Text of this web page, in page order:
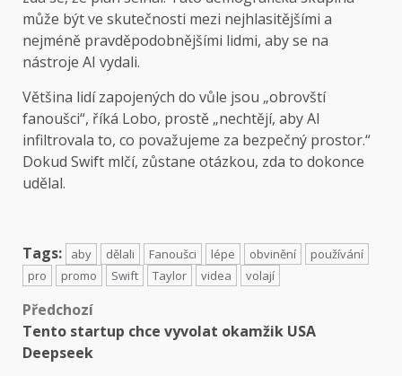
může být ve skutečnosti mezi nejhlasitějšími a
nejméně pravděpodobnějšími lidmi, aby se na
nástroje AI vydali.
Většina lidí zapojených do vůle jsou „obrovští
fanoušci“, říká Lobo, prostě „nechtějí, aby AI
infiltrovala to, co považujeme za bezpečný prostor.“
Dokud Swift mlčí, zůstane otázkou, zda to dokonce
udělal.
Tags: aby dělali Fanoušci lépe obvinění
používání
pro
promo Swift Taylor videa volají
Předchozí
Tento startup chce vyvolat okamžik USA
Deepseek